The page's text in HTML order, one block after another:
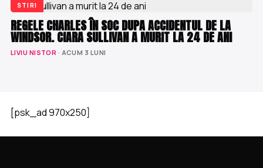
STIRI
REGELE CHARLES ÎN SOC DUPA ACCIDENTUL DE LA
WINDSOR. CIARA SULLIVAN A MURIT LA 24 DE ANI
LIVIU NISTOR · ACUM 3 LUNI
[psk_ad 970x250]